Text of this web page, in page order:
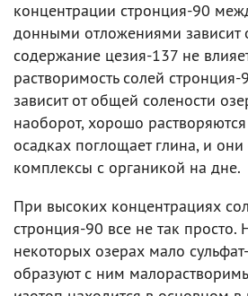
концентрации стронция-90
донными отложениями зависит
содержание цезия-137 не
растворимость солей
зависит от общей солености
наоборот, хорошо
осадках поглощает глина, и
комплексы с органикой на дне.
При высоких концентрациях
стронция-90 все не так просто.
некоторых озерах мало
образуют с ним